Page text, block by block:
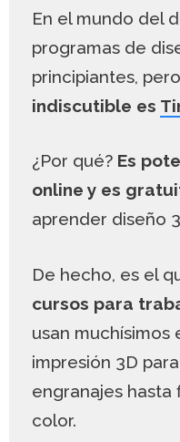
En el mundo del
programas de
principiantes,
indiscutible es
¿Por qué? Es
online y es
aprender diseño
De hecho, es el
cursos para
usan muchísimos
impresión 3D
engranajes hasta
color.